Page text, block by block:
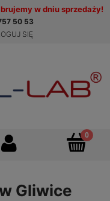
w dniu sprzedaży!
50 53
SIĘ
Gliwice